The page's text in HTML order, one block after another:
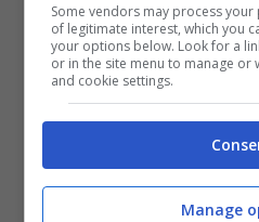
Some vendors may process
of legitimate interest, which you
your options below. Look for a
or in the site menu to manage or
and cookie settings.
Manage